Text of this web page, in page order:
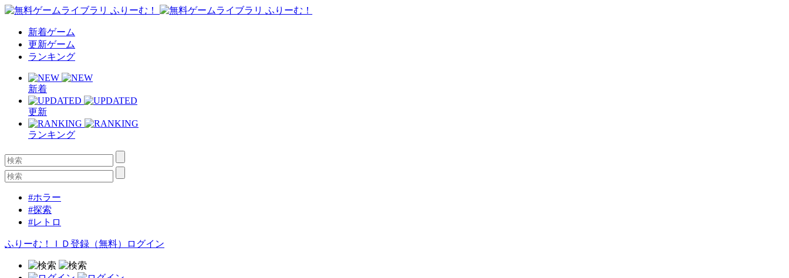
新着ゲーム
更新ゲーム
ランキング
新着
更新
ランキング
#ホラー
#探索
#レトロ
ふりーむ！ＩＤ登録（無料） ログイン